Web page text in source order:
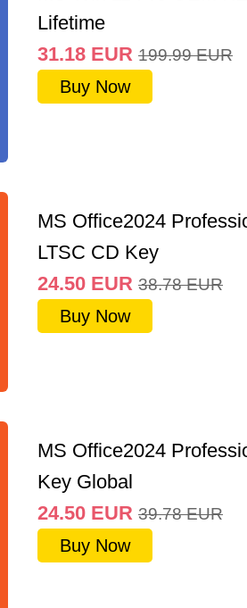
Lifetime
31.18 EUR 199.99 EUR
Buy Now
MS Office2024
LTSC CD Key
24.50 EUR 38.78 EUR
Buy Now
MS Office2024
Key Global
24.50 EUR 39.78 EUR
Buy Now